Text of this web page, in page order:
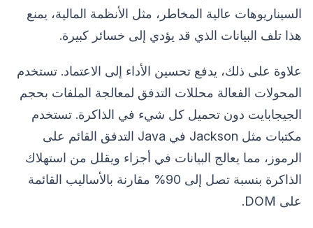
السيناريوهات عالية المخاطر، مثل الأنظمة المالية، يمنع
هذا تلف البيانات الذي قد يؤدي إلى خسائر كبيرة.
علاوة على ذلك، يدفع تحسين الأداء إلى الاعتماد. تستخدم
المحولات الفعالة محللات التدفق لمعالجة الملفات بحجم
الجيجابايت دون تحميل كل شيء في الذاكرة. تستخدم
مكتبات مثل Jackson في Java التدفق القائم على
الرموز، مما يعالج البيانات في أجزاء ويقلل من استهلاك
الذاكرة بنسبة تصل إلى 90% مقارنة بالأساليب القائمة
على DOM.